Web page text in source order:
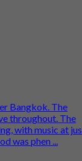
Bangkok. The
throughout. The
with music at
was phen ...